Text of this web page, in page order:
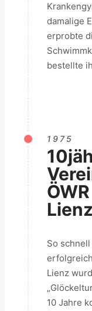
damalige
erprobte
bestellte
1975
Lienz
So
Lienz
10 Jahre